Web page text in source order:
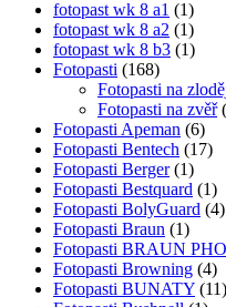
fotopast wk 8 a1 (1)
fotopast wk 8 a2 (1)
fotopast wk 8 b3 (1)
Fotopasti (168)
Fotopasti na
Fotopasti na zvěř
Fotopasti Apeman (6)
Fotopasti Bentech (17)
Fotopasti Berger(1)
Fotopasti Bestquard (1)
Fotopasti BolyGuard (4)
Fotopasti Braun (1)
Fotopasti BRAUN
Fotopasti Browning (4)
Fotopasti BUNATY (11)